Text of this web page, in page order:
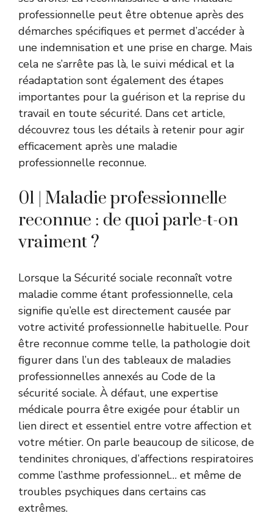
professionnelle peut être obtenue après des
démarches spécifiques et permet d’accéder à
une indemnisation et une prise en charge. Mais
cela ne s’arrête pas là, le suivi médical et la
réadaptation sont également des étapes
importantes pour la guérison et la reprise du
travail en toute sécurité. Dans cet article,
découvrez tous les détails à retenir pour agir
efficacement après une maladie
professionnelle reconnue.
01 | Maladie professionnelle
reconnue : de quoi parle-t-on
vraiment ?
Lorsque la Sécurité sociale reconnaît votre
maladie comme étant professionnelle, cela
signifie qu’elle est directement causée par
votre activité professionnelle habituelle. Pour
être reconnue comme telle, la pathologie doit
figurer dans l’un des tableaux de maladies
professionnelles annexés au Code de la
sécurité sociale. À défaut, une expertise
médicale pourra être exigée pour établir un
lien direct et essentiel entre votre affection et
votre métier. On parle beaucoup de silicose, de
tendinites chroniques, d’affections respiratoires
comme l’asthme professionnel… et même de
troubles psychiques dans certains cas
extrêmes.